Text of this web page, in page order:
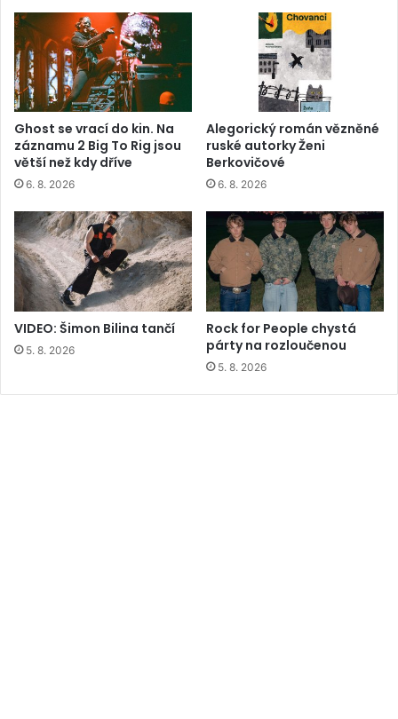
Ghost se vrací do kin. Na
záznamu 2 Big To Rig jsou
větší než kdy dříve
6. 8. 2026
Alegorický román vězněné
ruské autorky Ženi
Berkovičové
6. 8. 2026
VIDEO: Šimon Bilina tančí
5. 8. 2026
Rock for People chystá
párty na rozloučenou
5. 8. 2026